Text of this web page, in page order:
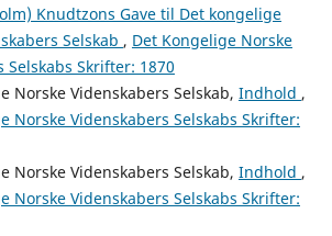
Knudtzons Gave til Det kongelige
Selskab , Det Kongelige Norske
Selskabs Skrifter: 1870
Norske Videnskabers Selskab, Indhold ,
Norske Videnskabers Selskabs Skrifter:
Norske Videnskabers Selskab, Indhold ,
Norske Videnskabers Selskabs Skrifter: